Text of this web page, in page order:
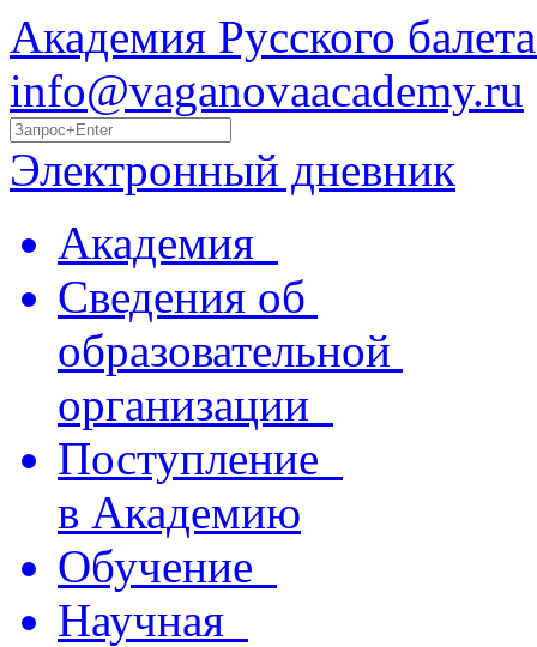
Академия Русского
info@vaganovaacademy.ru
Электронный дневник
Академия
Сведения об
образовательной
организации
Поступление
в Академию
Обучение
Научная